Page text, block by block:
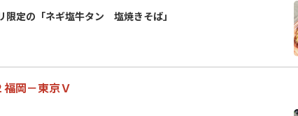
限定の「ネギ塩牛タン 塩焼きそば」
岡－東京Ｖ